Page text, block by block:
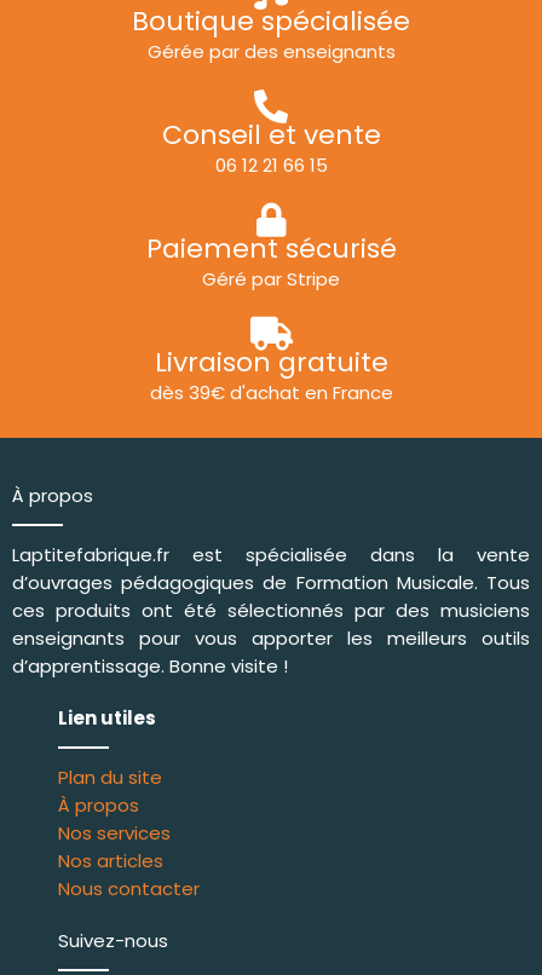
Boutique spécialisée
Gérée par des enseignants
Conseil et vente
06 12 21 66 15
Paiement sécurisé
Géré par Stripe
Livraison gratuite
dès 39€ d'achat en France
À propos
Laptitefabrique.fr est spécialisée dans la vente
d’ouvrages pédagogiques de Formation Musicale. Tous
ces produits ont été sélectionnés par des musiciens
enseignants pour vous apporter les meilleurs outils
d’apprentissage. Bonne visite !
Lien utiles
Plan du site
À propos
Nos services
Nos articles
Nous contacter
Suivez-nous